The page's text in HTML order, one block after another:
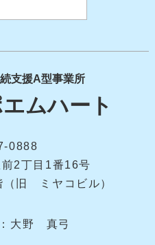
支援A型事業所
ムハート
0888
2丁目1番16号
（旧 ミヤコビル）
大野 真弓